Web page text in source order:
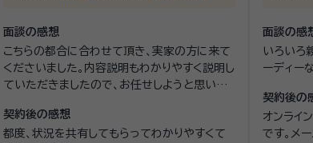
面談の感想
こちらの都合に合わせて頂き、実家の方に来て
くださいました。内容説明もわかりやすく説明し
ていただきましたので、お任せしようと思いま
契約後の感想
都度、状況を共有してもらってわかりやすくて
面談の感
いろいろ
ーディー
契約後の
オンライ
です。メ